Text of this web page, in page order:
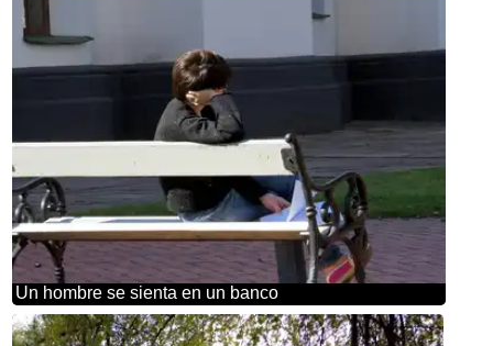
Un hombre se sienta en un banco